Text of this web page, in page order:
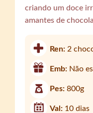
criando um doce
amantes de
Ren: 2
Emb: Não
Pes:800g
Val: 10 dias